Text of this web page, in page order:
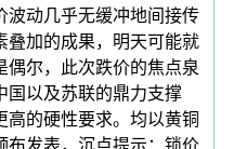
波动几乎无缓冲地间接传
叠加的成果，明天可能就
偶尔，此次跌价的焦点泉
国以及苏联的鼎力支撑
的硬性要求。均以黄铜
布发表，沉点提示：锁价